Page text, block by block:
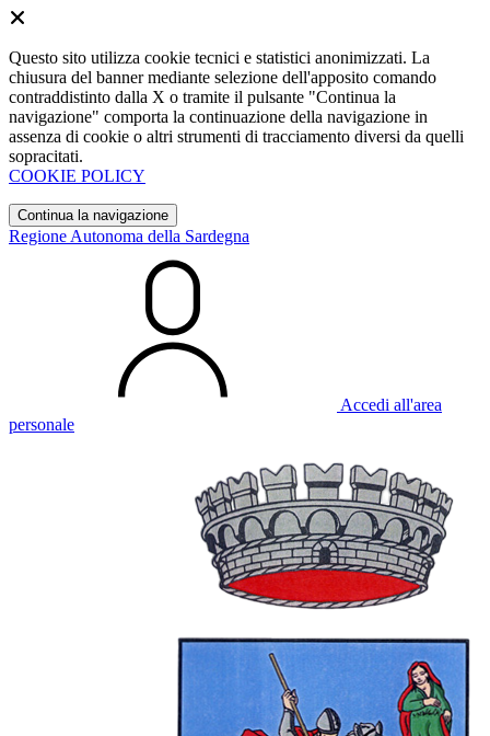
Questo sito utilizza cookie tecnici e statistici anonimizzati. La
chiusura del banner mediante selezione dell'apposito comando
contraddistinto dalla X o tramite il pulsante "Continua la
navigazione" comporta la continuazione della navigazione in
assenza di cookie o altri strumenti di tracciamento diversi da quelli
sopracitati.
COOKIE POLICY
Continua la navigazione
Regione Autonoma della Sardegna
Accedi all'area
personale